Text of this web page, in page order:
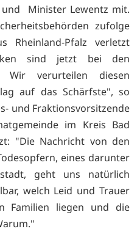
Minister Lewentz mit.
zufolge
Rheinland-Pfalz verletzt
sind jetzt bei den
Wir verurteilen diesen
auf das Schärfste", so
und Fraktionsvorsitzende
im Kreis Bad
"Die Nachricht von den
eines darunter
geht uns natürlich
welch Leid und Trauer
Familien liegen und die